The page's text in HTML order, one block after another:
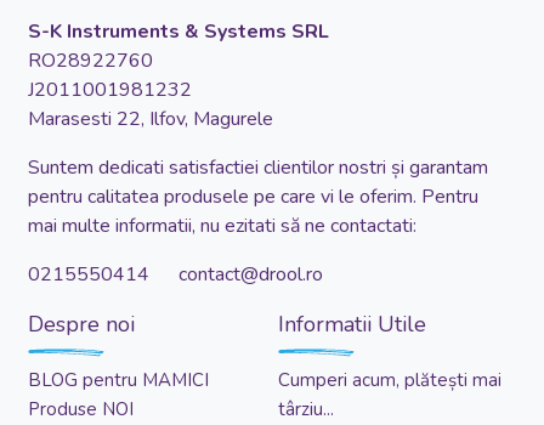
S-K Instruments & Systems SRL
RO28922760
J2011001981232
Marasesti 22, Ilfov, Magurele
Suntem dedicati satisfactiei clientilor nostri și garantam
pentru calitatea produsele pe care vi le oferim. Pentru
mai multe informatii, nu ezitati să ne contactati:
0215550414 contact@drool.ro
Despre noi
BLOG pentru MAMICI
Produse NOI
Informatii Utile
Cumperi acum, plătești mai
târziu...